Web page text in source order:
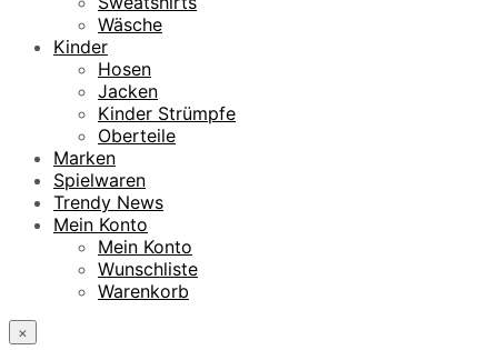
Wäsche
Kinder
Hosen
Jacken
Kinder Strümpfe
Oberteile
Marken
Spielwaren
Trendy News
Mein Konto
Mein Konto
Wunschliste
Warenkorb
×